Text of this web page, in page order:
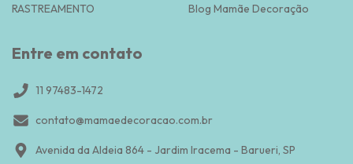
RASTREAMENTO Blog Mamãe Decoração
Entre em contato
11 97483-1472
contato@mamaedecoracao.com.br
Avenida da Aldeia 864 - Jardim Iracema - Barueri, SP